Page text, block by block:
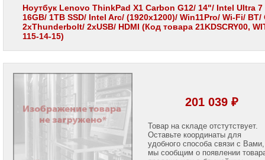
Системы
хранения
данных
Мониторы
LCD
Проекторы
проекторов
Ноутбук Lenovo ThinkPad X1 Carbon G12/ 14"/ Intel Ultra 7
16GB/ 1TB SSD/ Intel Arc/ (1920x1200)/ Win11Pro/ Wi-Fi/ BT/
2xThunderbolt/ 2xUSB/ HDMI (Код товара 21KDSCRY00,
115-14-15)
201 039 ₽
Товар на складе отстутствует.
Оставьте координаты для
удобного способа связи с Вами,
мы сообщим о появлении